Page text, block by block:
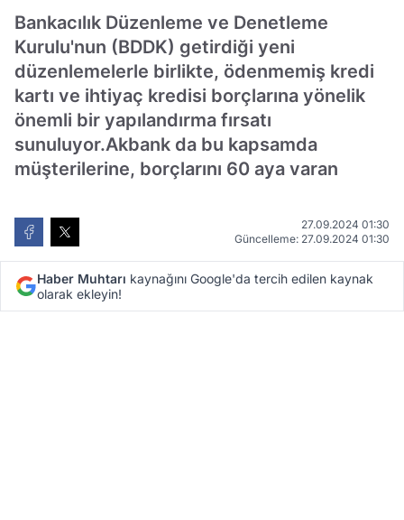
Bankacılık Düzenleme ve Denetleme
Kurulu'nun (BDDK) getirdiği yeni
düzenlemelerle birlikte, ödenmemiş kredi
kartı ve ihtiyaç kredisi borçlarına yönelik
önemli bir yapılandırma fırsatı
sunuluyor.Akbank da bu kapsamda
müşterilerine, borçlarını 60 aya varan
27.09.2024 01:30
Güncelleme: 27.09.2024 01:30
Haber Muhtarı kaynağını Google'da tercih edilen kaynak
olarak ekleyin!